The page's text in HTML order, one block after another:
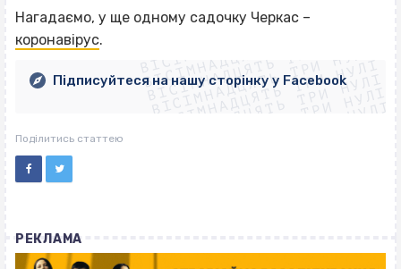
Нагадаємо, у ще одному садочку Черкас –
коронавірус. ВІСІМНАДЦЯТЬ ТРИ НУЛІ
ВІСІМНАДЦЯТЬ ТРИ НУЛІ
ВІСІМНАДЦЯТЬ ТРИ НУЛІ
ВІСІМНАДЦЯТЬ ТРИ НУЛІ
ВІСІМНАДЦЯТЬ ТРИ НУЛІ
ВІСІМНАДЦЯТЬ ТРИ НУЛІ
ВІСІМНАДЦЯТЬ ТРИ НУЛІ
ВІСІМНАДЦЯТЬ ТРИ НУЛІ
Підписуйтеся на нашу сторінку у Facebook
Поділитись статтею
РЕКЛАМА